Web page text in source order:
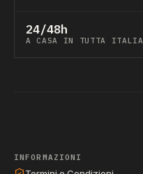
24/48h
A CASA IN TUTTA ITALIA
INFORMAZIONI